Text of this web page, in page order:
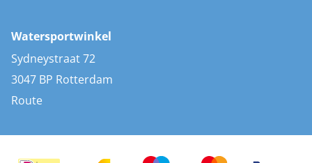
AIS transponders
Stootwillen en fenders
Bootkussens
Zwemtrappen
Watersportwinkel
Sydneystraat 72
3047 BP Rotterdam
Route